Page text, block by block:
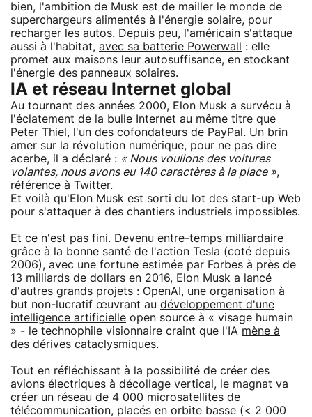
bien, l'ambition de Musk est de mailler le monde de
superchargeurs alimentés à l'énergie solaire, pour
recharger les autos. Depuis peu, l'américain s'attaque
aussi à l'habitat, avec sa batterie Powerwall
: elle
promet aux maisons leur autosuffisance, en stockant
l'énergie des panneaux solaires.
IA et réseau Internet global
Au tournant des années 2000, Elon Musk a survécu à
l'éclatement de la bulle Internet au même titre que
Peter Thiel, l'un des cofondateurs de PayPal. Un brin
amer sur la révolution numérique, pour ne pas dire
acerbe, il a déclaré : « Nous voulions des voitures
volantes, nous avons eu 140 caractères à la place »,
référence à Twitter.
Et voilà qu'Elon Musk est sorti du lot des start-up Web
pour s'attaquer à des chantiers industriels impossibles.
Et ce n'est pas fini. Devenu entre-temps milliardaire
grâce à la bonne santé de l'action Tesla (coté depuis
2006), avec une fortune estimée par Forbes à près de
13 milliards de dollars en 2016, Elon Musk a lancé
d'autres grands projets : OpenAI, une organisation à
but non-lucratif œuvrant au développement d'une
intelligence artificielle open source à « visage humain
» - le technophile visionnaire craint que l'IA mène à
des dérives cataclysmiques.
Tout en réfléchissant à la possibilité de créer des
avions électriques à décollage vertical, le magnat va
créer un réseau de 4 000 microsatellites de
télécommunication, placés en orbite basse (< 2 000